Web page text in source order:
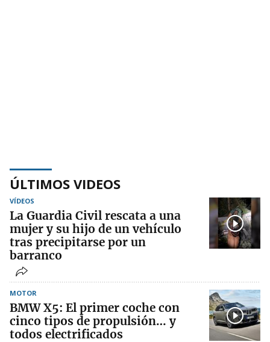
ÚLTIMOS VIDEOS
VÍDEOS
La Guardia Civil rescata a una
mujer y su hijo de un vehículo
tras precipitarse por un
barranco
MOTOR
BMW X5: El primer coche con
cinco tipos de propulsión… y
todos electrificados